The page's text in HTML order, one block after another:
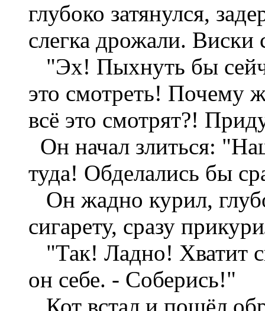
глубоко затянулся,
слегка дрожали. Виски
"Эх! Пыхнуть бы
это смотреть! Почему
всё это смотрят?!
Oн начал злиться:
туда! Обделались бы
Он жадно курил,
сигарету, сразу
"Так! Ладно! Хватит
он себе. - Соберись!"